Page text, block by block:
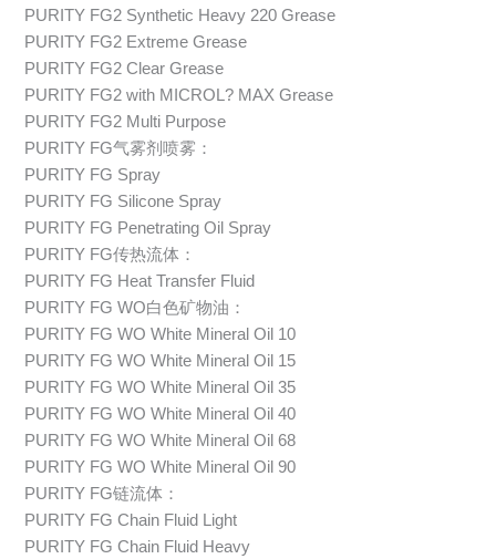
PURITY FG2 Synthetic Heavy 220 Grease
PURITY FG2 Extreme Grease
PURITY FG2 Clear Grease
PURITY FG2 with MICROL? MAX Grease
PURITY FG2 Multi Purpose
PURITY FG气雾剂喷雾：
PURITY FG Spray
PURITY FG Silicone Spray
PURITY FG Penetrating Oil Spray
PURITY FG传热流体：
PURITY FG Heat Transfer Fluid
PURITY FG WO白色矿物油：
PURITY FG WO White Mineral Oil 10
PURITY FG WO White Mineral Oil 15
PURITY FG WO White Mineral Oil 35
PURITY FG WO White Mineral Oil 40
PURITY FG WO White Mineral Oil 68
PURITY FG WO White Mineral Oil 90
PURITY FG链流体：
PURITY FG Chain Fluid Light
PURITY FG Chain Fluid Heavy